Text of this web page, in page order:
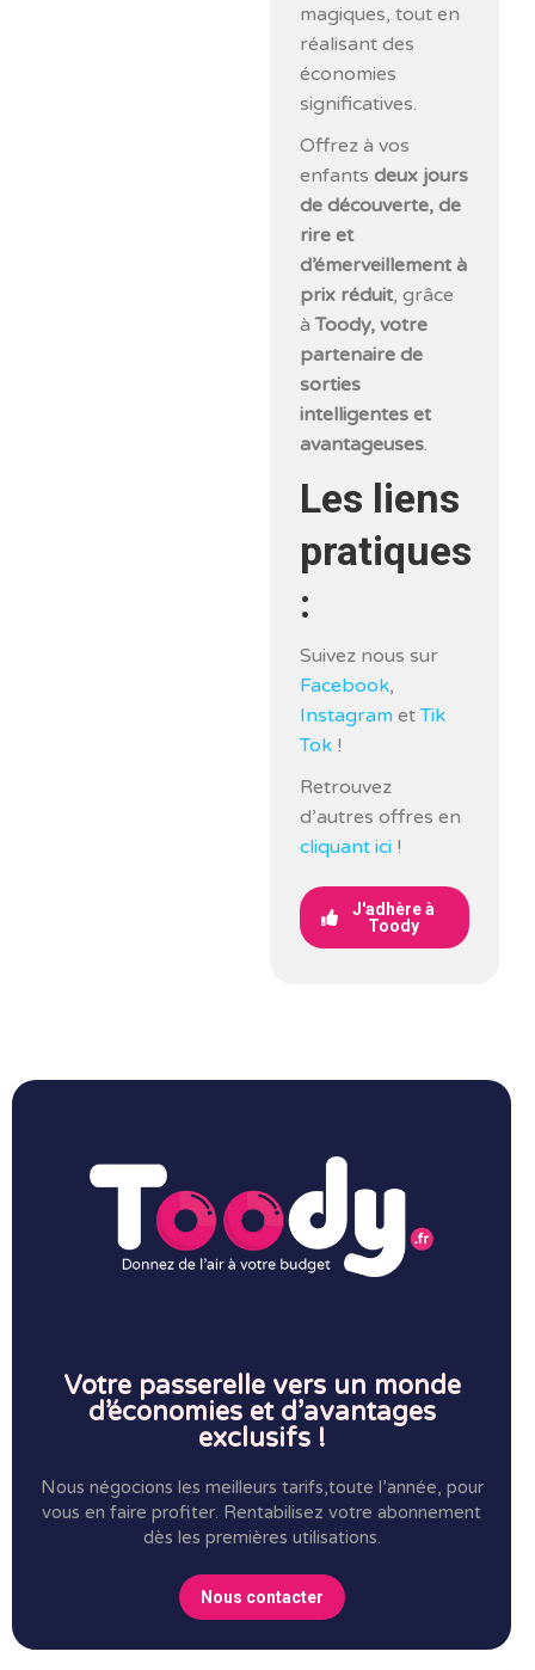
magiques, tout en
réalisant des
économies
significatives.
Offrez à vos
enfantsdeux jours
de découverte, de
rire et
d’émerveillement à
prix réduit, grâce
àToody, votre
partenaire de
sorties
intelligentes et
avantageuses.
Les liens
pratiques
:
Suivez nous sur
Facebook,
Instagram etTik
Tok !
Retrouvez
d’autres offres en
cliquant ici !
J'adhère à
Toody
Votre passerelle vers un monde
d’économies et d’avantages
exclusifs !
Nous négocions les meilleurs tarifs,toute l’année, pour
vous en faire profiter. Rentabilisez votre abonnement
dès les premières utilisations.
Nous contacter